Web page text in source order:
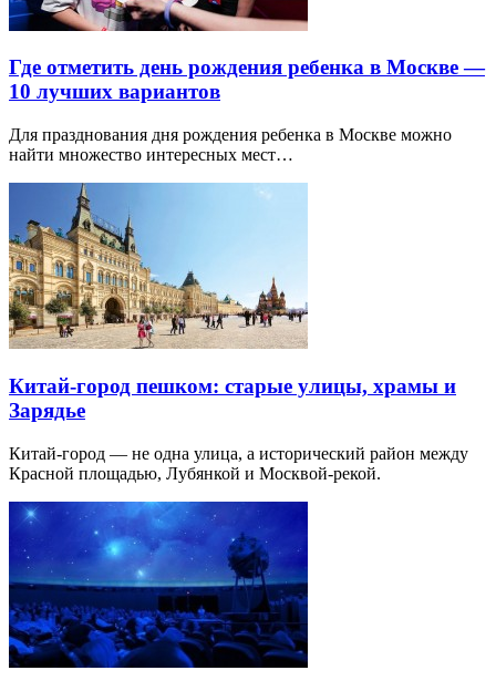
Где отметить день рождения ребенка в Москве —
10 лучших вариантов
Для празднования дня рождения ребенка в Москве можно
найти множество интересных мест…
Китай-город пешком: старые улицы, храмы и
Зарядье
Китай-город — не одна улица, а исторический район между
Красной площадью, Лубянкой и Москвой-рекой.